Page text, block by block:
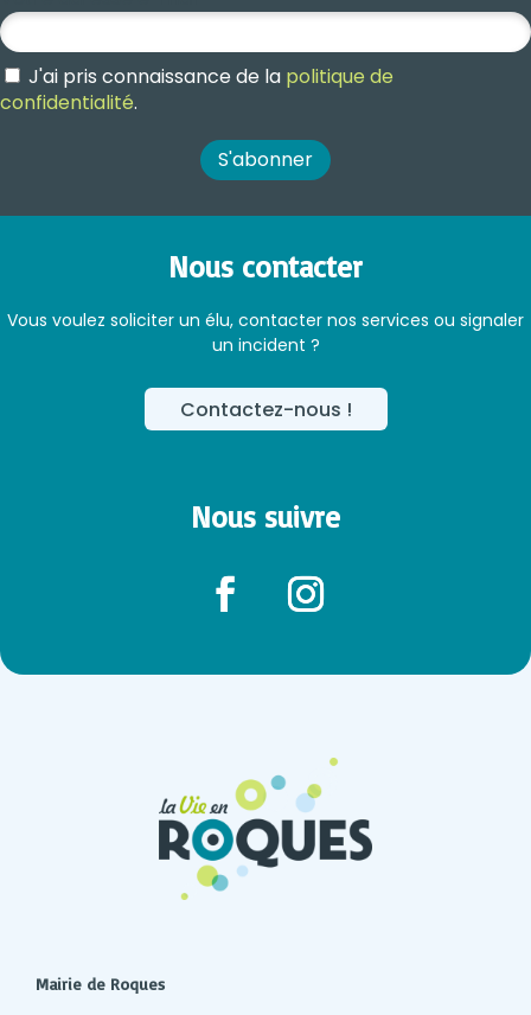
J'ai pris connaissance de la politique de
confidentialité.
Nous contacter
Vous voulez soliciter un élu, contacter nos services ou signaler
un incident ?
Contactez-nous !
Nous suivre
Mairie de Roques